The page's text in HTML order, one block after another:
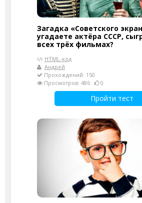
Загадка «Советского
угадаете актёра СССР,
всех трёх фильмах?
HTML-код
Андрей
Прохождений: 150
Просмотров: 486
0
Пройти тест